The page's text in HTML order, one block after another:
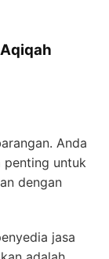
Anda
penting untuk
dengan
jasa